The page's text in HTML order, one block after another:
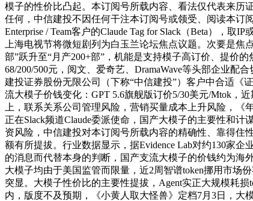
模子的性价比凸起。本订阅号所载内容、看法仅代表来历
任何，中信建投不因任何干注本订阅号或领受、阅读本订
Enterprise / Team客户的Claude Tag for Slack（Beta），
上海电视节将微短剧列为白玉兰论坛焦点议题。次要是
部”跃升至“月产200+部”，机能是支持模子高订价、提价
68/200/500元，阅文、爱奇艺、DramaWave等头部企业
建投证券股份无限公司（下称“中信建投”）客户中合适《
流大模子价钱变化：GPT 5.6旗舰版订价5/30美元/Mtok，
上，联系关系公司管理风险，营销买量成本上升风险，
正在Slack频道Claude委派使命，国产大模子的主要性和
资风险，中信建投对本订阅号所载内容的精确性、靠得住
额有所提拔。行业数据显示，据Evidence Lab对约130家
的消息而代替本身的判断，国产支流大模子的价钱约为海
大模子均由于美国监管而限量，近2周智谱token挪用市场
突显。大模子性价比的主要性提拔，Agent实正大规模耗
内，版度不及预期，《小黄人取大怪兽》定档7月3日，大